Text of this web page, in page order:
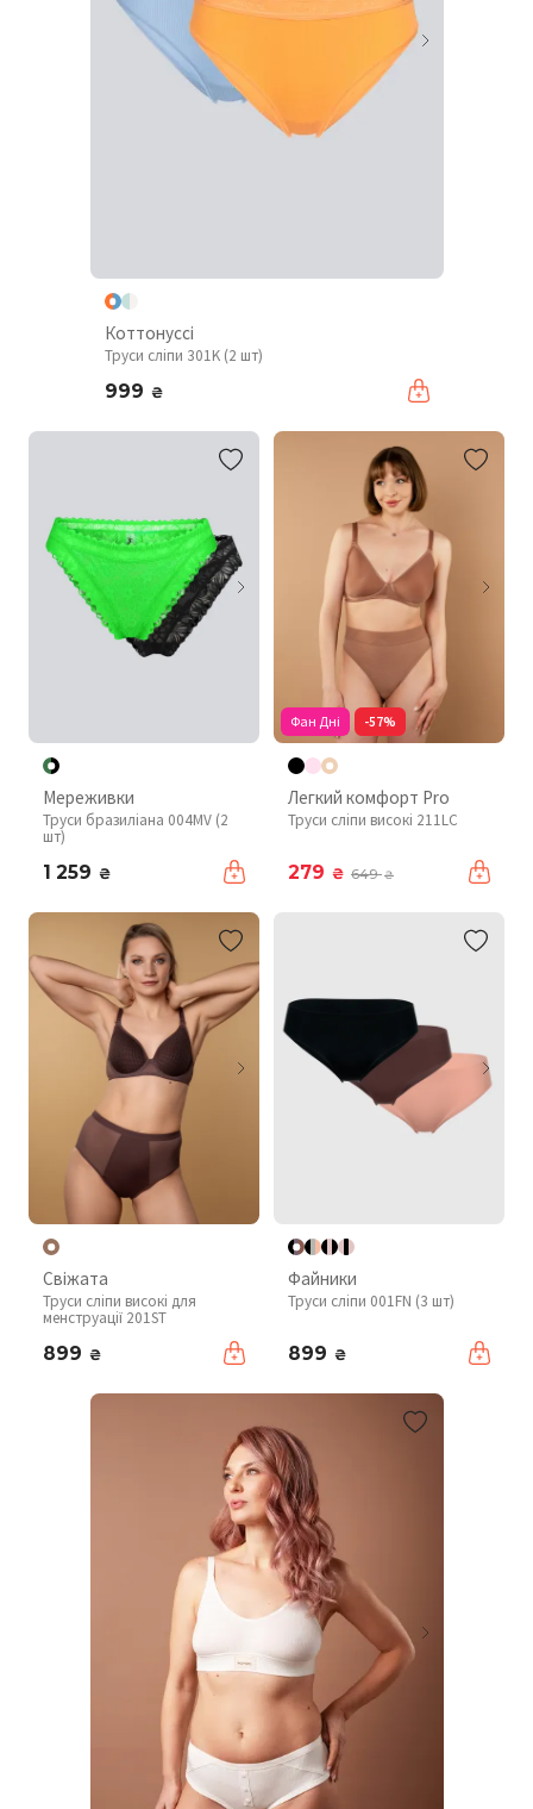
Коттонуссі
Труси сліпи 301K (2 шт)
999 ₴
Мереживки
Труси бразиліана 004MV (2
шт)
1 259 ₴
Фан Дні -57%
Легкий комфорт Pro
Труси сліпи високі 211LC
279 ₴ 649₴
Свіжата
Труси сліпи високі для
менструації 201ST
899 ₴
Файники
Труси сліпи 001FN (3 шт)
899 ₴